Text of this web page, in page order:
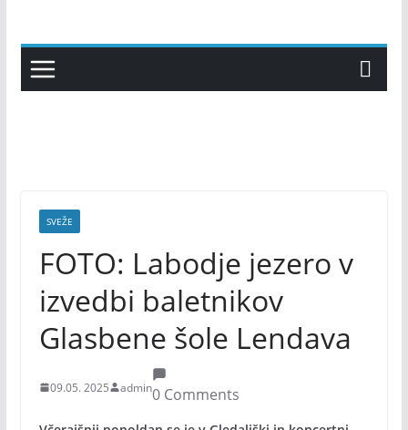
content
SVEŽE
FOTO: Labodje jezero v
izvedbi baletnikov
Glasbene šole Lendava
09.05. 2025 admin0 Comments